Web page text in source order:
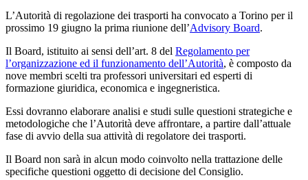
L’Autorità di regolazione dei trasporti ha convocato a Torino per il
prossimo 19 giugno la prima riunione dell’Advisory Board.
Il Board, istituito ai sensi dell’art. 8 del Regolamento per
l’organizzazione ed il funzionamento dell’Autorità, è composto da
nove membri scelti tra professori universitari ed esperti di
formazione giuridica, economica e ingegneristica.
Essi dovranno elaborare analisi e studi sulle questioni strategiche e
metodologiche che l’Autorità deve affrontare, a partire dall’attuale
fase di avvio della sua attività di regolatore dei trasporti.
Il Board non sarà in alcun modo coinvolto nella trattazione delle
specifiche questioni oggetto di decisione del Consiglio.